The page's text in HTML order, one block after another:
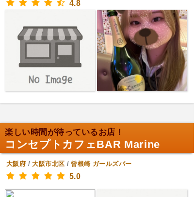
4.8
楽しい時間が待っているお店！
コンセプトカフェBAR Marine
大阪府 /大阪市北区 / 曾根崎 ガールズバー
5.0